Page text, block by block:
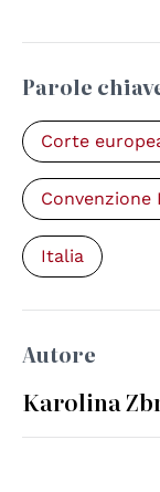
Parole
Corte
Convenzione
Italia
Autore
Karolina